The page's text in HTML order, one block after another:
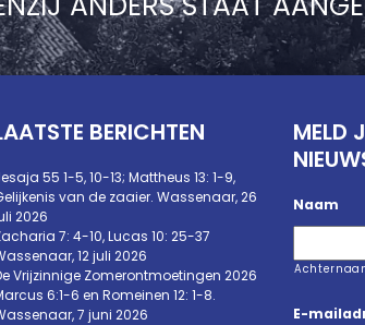
BERICHTEN
55 1-5, 10-13; Mattheus 13: 1-9,
van de zaaier. Wassenaar, 26
2026
7: 4-10, Lucas 10: 25-37
12 juli 2026
Vrijzinnige Zomerontmoetingen 2026
6:1-6 en Romeinen 12: 1-8.
7 juni 2026
MELD
Naam
E-